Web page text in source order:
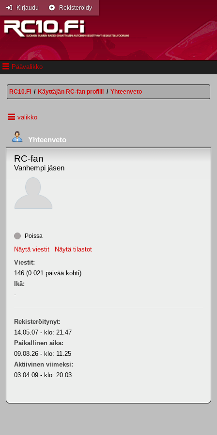
Päävalikko
Kirjaudu Rekisteröidy
RC10.FI / Käyttäjän RC-fan profiili / Yhteenveto
valikko
Yhteenveto
RC-fan
Vanhempi jäsen
Poissa
Näytä viestit
Näytä tilastot
Viestit:
146 (0.021 päivää kohti)
Ikä:
-
Rekisteröitynyt:
14.05.07 - klo: 21.47
Paikallinen aika:
09.08.26 - klo: 11.25
Aktiivinen viimeksi:
03.04.09 - klo: 20.03